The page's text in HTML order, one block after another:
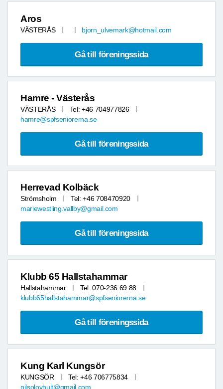
Aros
VÄSTERÅS bjorn_ulvemark@hotmail.com
Gå till föreningssida
Hamre - Västerås
VÄSTERÅS
Tel: +46 704977826
hamre@spfseniorerna.se
Gå till föreningssida
Herrevad Kolbäck
Strömsholm
Tel: +46 708470920
mariewestling.vallby@gmail.com
Gå till föreningssida
Klubb 65 Hallstahammar
Hallstahammar
Tel: 070-236 69 88
klubb65hallstahammar@spfseniorerna.se
Gå till föreningssida
Kung Karl Kungsör
KUNGSÖR
Tel: +46 706775834
nilsolovhult@gmail.com